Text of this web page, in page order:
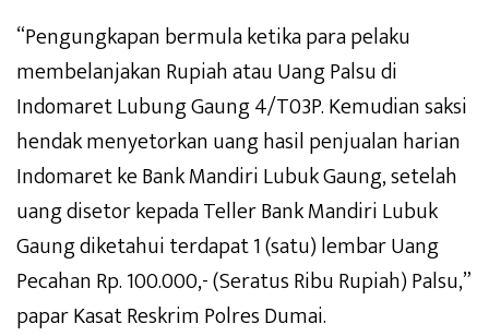
“Pengungkapan bermula ketika para pelaku
membelanjakan Rupiah atau Uang Palsu di
Indomaret Lubung Gaung 4/T03P. Kemudian saksi
hendak menyetorkan uang hasil penjualan harian
Indomaret ke Bank Mandiri Lubuk Gaung, setelah
uang disetor kepada Teller Bank Mandiri Lubuk
Gaung diketahui terdapat 1 (satu) lembar Uang
Pecahan Rp. 100.000,- (Seratus Ribu Rupiah) Palsu,”
papar Kasat Reskrim Polres Dumai.